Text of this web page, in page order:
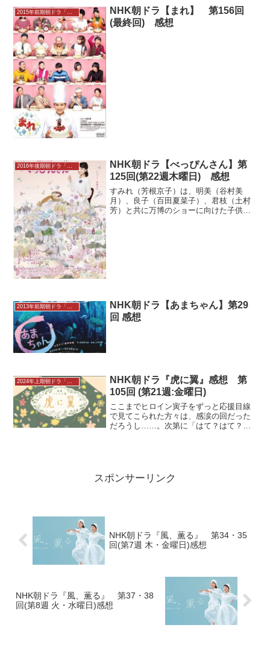
NHK朝ドラ【まれ】 第156回
(最終回) 感想
2016年後期朝ドラ「べっぴんさん」
NHK朝ドラ【べっぴんさん】第
125回(第22週木曜日) 感想
すみれ（芳根京子）は、明美（谷村美
月）、良子（百田夏菜子）、君枝（土村
芳）と共に万博のショーに向けた子供た
2013年前期朝ドラ「あまちゃん」
NHK朝ドラ【あまちゃん】第29
回 感想
2024年上期朝ドラ「虎に翼」感想
NHK朝ドラ『虎に翼』感想 第
105回 (第21週:金曜日)
ここまでヒロイン寅子をずっと応援目線
で見てこられた方々は、感涙の回だった
だろうし……。次第に「はて？はて？」
スポンサーリンク
NHK朝ドラ『風、薫る』 第34・35
回(第7週 木・金曜日)感想
NHK朝ドラ『風、薫る』 第37・38
回(第8週 火・水曜日)感想